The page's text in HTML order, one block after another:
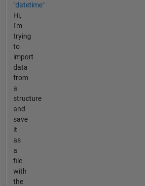
"datetime"
Hi,
I'm
trying
to
import
data
from
a
structure
and
save
it
as
a
file
with
the